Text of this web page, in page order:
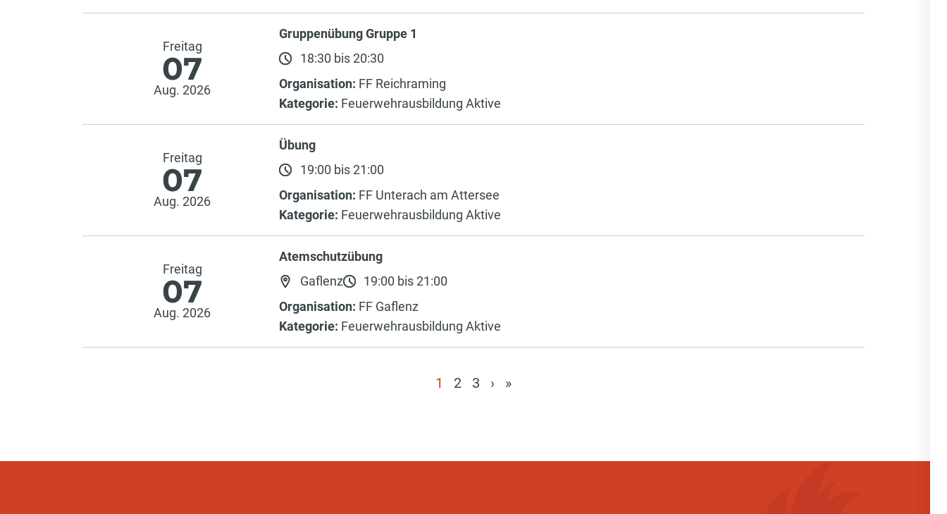
Freitag
07
Aug. 2026
Gruppenübung Gruppe 1
18:30 bis 20:30
Organisation: FF Reichraming
Kategorie: Feuerwehrausbildung Aktive
Freitag
07
Aug. 2026
Übung
19:00 bis 21:00
Organisation: FF Unterach am Attersee
Kategorie: Feuerwehrausbildung Aktive
Freitag
07
Aug. 2026
Atemschutzübung
Gaflenz
19:00 bis 21:00
Organisation: FF Gaflenz
Kategorie: Feuerwehrausbildung Aktive
1 2 3 › »